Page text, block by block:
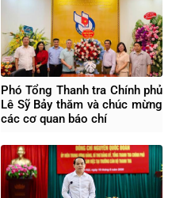
Phó Tổng Thanh tra Chính phủ
Lê Sỹ Bảy thăm và chúc mừng
các cơ quan báo chí